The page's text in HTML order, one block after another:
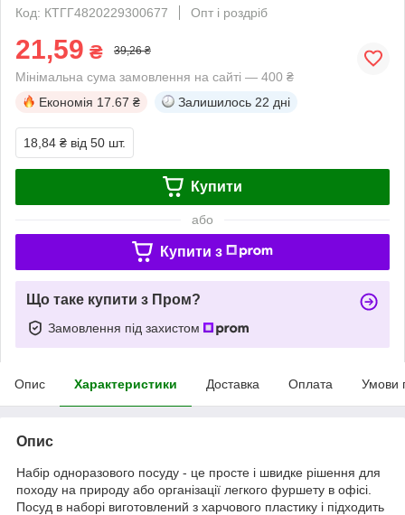
Код: КТГГ4820229300677
Опт і роздріб
21,59 ₴ 39,26 ₴
Мінімальна сума замовлення на сайті — 400 ₴
Економія 17.67 ₴ Залишилось 22 дні
18,84 ₴ від 50 шт.
Купити
або
Купити з
Що таке купити з Пром?
Замовлення під захистом
Опис Характеристики Доставка Оплата Умови
Опис
Набір одноразового посуду - це просте і швидке рішення для
походу на природу або організації легкого фуршету в офісі.
Посуд в наборі виготовлений з харчового пластику і підходить